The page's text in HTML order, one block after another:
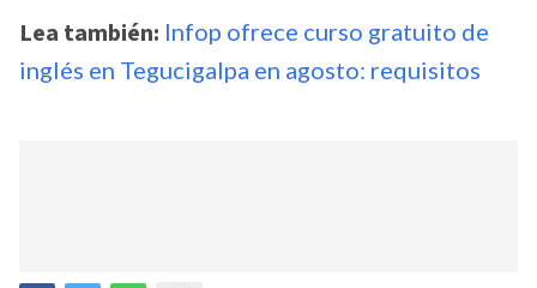
Lea también: Infop ofrece curso gratuito de
inglés en Tegucigalpa en agosto: requisitos